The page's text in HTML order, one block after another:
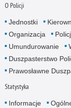
O Policji
Jednostki
Organizacja
Umundurowanie
Duszpasterstwo
Prawosławne
Statystyka
Informacje